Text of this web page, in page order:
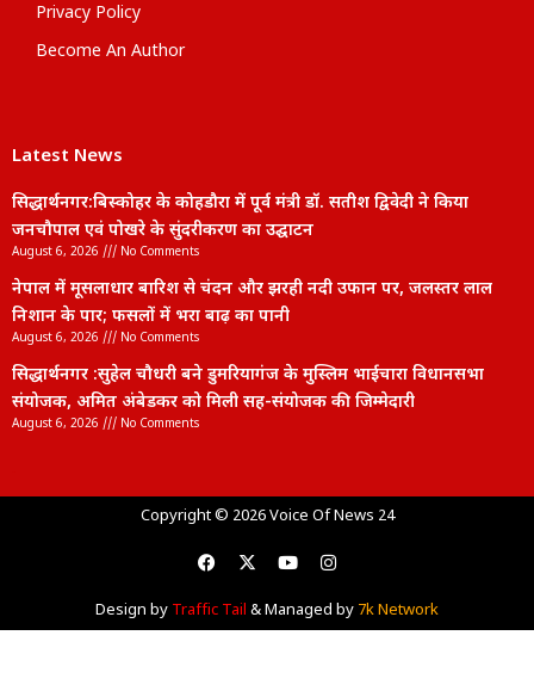
Privacy Policy
Become An Author
Latest News
सिद्धार्थनगर:बिस्कोहर के कोहडौरा में पूर्व मंत्री डॉ. सतीश द्विवेदी ने किया
जनचौपाल एवं पोखरे के सुंदरीकरण का उद्घाटन
August 6, 2026 No Comments
नेपाल में मूसलाधार बारिश से चंदन और झरही नदी उफान पर, जलस्तर लाल
निशान के पार; फसलों में भरा बाढ़ का पानी
August 6, 2026 No Comments
सिद्धार्थनगर :सुहेल चौधरी बने डुमरियागंज के मुस्लिम भाईचारा विधानसभा
संयोजक, अमित अंबेडकर को मिली सह-संयोजक की जिम्मेदारी
August 6, 2026 No Comments
Copyright © 2026 Voice Of News 24
Design by Traffic Tail & Managed by 7k Network